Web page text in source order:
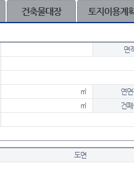
건축물대장 토지이용계
면
㎡
연
㎡
건
도면